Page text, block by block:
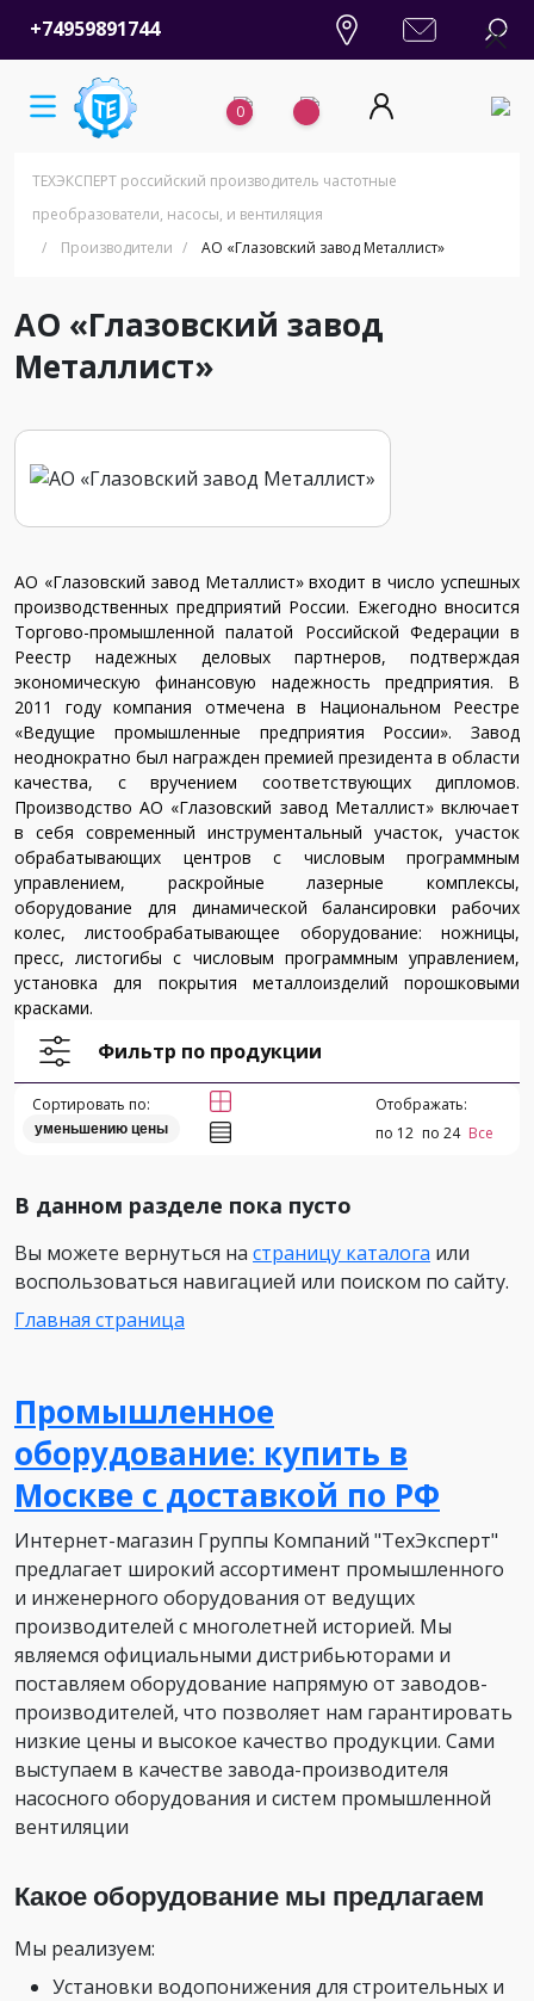
+74959891744
0
ТЕХЭКСПЕРТ российский производитель частотные
преобразователи, насосы, и вентиляция
/
Производители / АО «Глазовский завод Металлист»
АО «Глазовский завод
Металлист»
АО «Глазовский завод Металлист» входит в число успешных
производственных предприятий России. Ежегодно вносится
Торгово-промышленной палатой Российской Федерации в
Реестр надежных деловых партнеров, подтверждая
экономическую финансовую надежность предприятия. В
2011 году компания отмечена в Национальном Реестре
«Ведущие промышленные предприятия России». Завод
неоднократно был награжден премией президента в области
качества, с вручением соответствующих дипломов.
Производство АО «Глазовский завод Металлист» включает
в себя современный инструментальный участок, участок
обрабатывающих центров с числовым программным
управлением, раскройные лазерные комплексы,
оборудование для динамической балансировки рабочих
колес, листообрабатывающее оборудование: ножницы,
пресс, листогибы с числовым программным управлением,
установка для покрытия металлоизделий порошковыми
красками.
Фильтр по продукции
Сортировать по:
уменьшению цены
Отображать:
по 12 по 24 Все
В данном разделе пока пусто
Вы можете вернуться на страницу каталога или
воспользоваться навигацией или поиском по сайту.
Главная страница
Промышленное
оборудование: купить в
Москве с доставкой по РФ
Интернет-магазин Группы Компаний "ТехЭксперт"
предлагает широкий ассортимент промышленного
и инженерного оборудования от ведущих
производителей с многолетней историей. Мы
являемся официальными дистрибьюторами и
поставляем оборудование напрямую от заводов-
производителей, что позволяет нам гарантировать
низкие цены и высокое качество продукции. Сами
выступаем в качестве завода-производителя
насосного оборудования и систем промышленной
вентиляции
Какое оборудование мы предлагаем
Мы реализуем:
Установки водопонижения для строительных и